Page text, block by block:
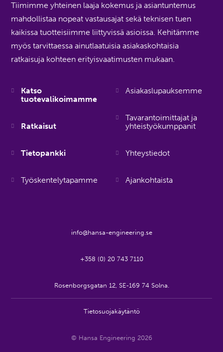
Tiimimme yhteinen laaja kokemus ja asiantuntemus
mahdollistaa nopeat vastausajat sekä teknisen tuen
kaikissa tuotteisiimme liittyvissä asioissa. Kehitämme
myös tarvittaessa ainutlaatuisia asiakaskohtaisia
ratkaisuja kohteen erityisvaatimusten mukaan.
Katso
tuotevalikoimamme
Ratkaisut
Tietopankki
Työskentelytapamme
Asiakaslupauksemme
Tavarantoimittajat ja
yhteistyökumppanit
Yhteystiedot
Ajankohtaista
info@hansa-engineering.se
+358 (0) 20 743 7110
Rosenborgsgatan 12, SE-169 74 Solna.
Tietosuojakäytäntö
© Hansa Engineering 2026